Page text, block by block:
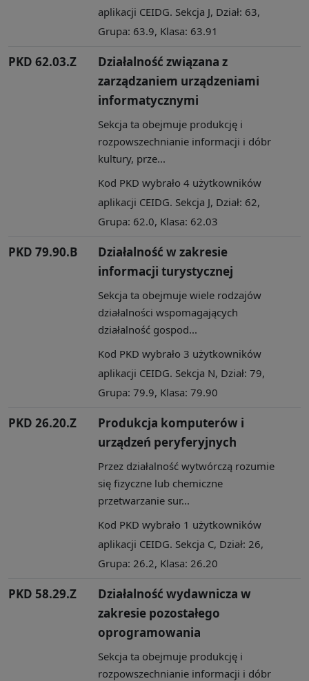
aplikacji CEIDG. Sekcja J, Dział: 63,
Grupa: 63.9, Klasa: 63.91
PKD 62.03.Z
Działalność związana z
zarządzaniem urządzeniami
informatycznymi
Sekcja ta obejmuje produkcję i
rozpowszechnianie informacji i dóbr
kultury, prze...
Kod PKD wybrało 4 użytkowników
aplikacji CEIDG. Sekcja J, Dział: 62,
Grupa: 62.0, Klasa: 62.03
PKD 79.90.B
Działalność w zakresie
informacji turystycznej
Sekcja ta obejmuje wiele rodzajów
działalności wspomagających
działalność gospod...
Kod PKD wybrało 3 użytkowników
aplikacji CEIDG. Sekcja N, Dział: 79,
Grupa: 79.9, Klasa: 79.90
PKD 26.20.Z
Produkcja komputerów i
urządzeń peryferyjnych
Przez działalność wytwórczą rozumie
się fizyczne lub chemiczne
przetwarzanie sur...
Kod PKD wybrało 1 użytkowników
aplikacji CEIDG. Sekcja C, Dział: 26,
Grupa: 26.2, Klasa: 26.20
PKD 58.29.Z
Działalność wydawnicza w
zakresie pozostałego
oprogramowania
Sekcja ta obejmuje produkcję i
rozpowszechnianie informacji i dóbr